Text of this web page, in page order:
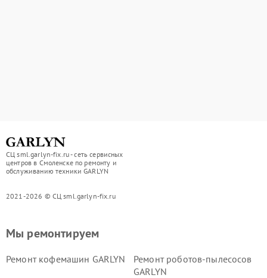
СЦ sml.garlyn-fix.ru - сеть сервисных
центров в Смоленске по ремонту и
обслуживанию техники GARLYN
2021-2026 © СЦ sml.garlyn-fix.ru
Мы ремонтируем
Ремонт кофемашин GARLYN
Ремонт роботов-пылесосов
GARLYN